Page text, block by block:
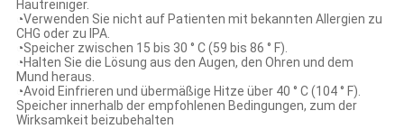
Hautreiniger.
◔Verwenden Sie nicht auf Patienten mit bekannten Allergien zu
CHG oder zu IPA.
◔Speicher zwischen 15 bis 30 ° C (59 bis 86 ° F).
◔Halten Sie die Lösung aus den Augen, den Ohren und dem
Mund heraus.
◔Avoid Einfrieren und übermäßige Hitze über 40 ° C (104 ° F).
Speicher innerhalb der empfohlenen Bedingungen, zum der
Wirksamkeit beizubehalten